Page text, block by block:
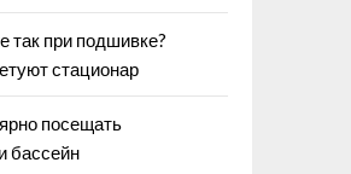
так при подшивке?
стационар
посещать
бассейн